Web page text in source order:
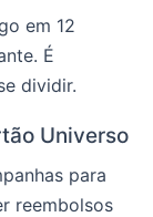
em 12
É
dividir.
Universo
para
reembolsos